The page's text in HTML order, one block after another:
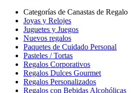
Categorías de Canastas de Regalo
Joyas y Relojes
Juguetes y Juegos
Nuevos regalos
Paquetes de Cuidado Personal
Pasteles / Tortas
Regalos Corporativos
Regalos Dulces Gourmet
Regalos Personalizados
Regalos con Bebidas Alcohólicas